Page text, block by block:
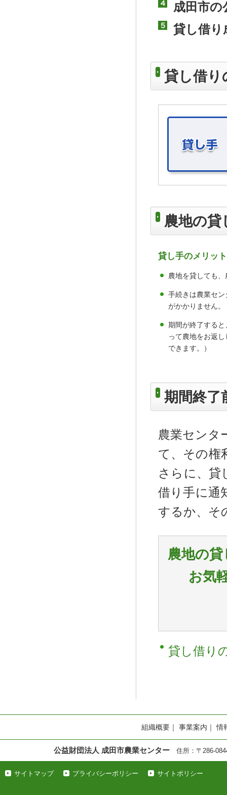
成田市の
貸し借り
貸し借り
農地の
貸し手のメリット
農地を貸しても
手続きは農業セ
がかかりません。
期間が終了する
って農地をお返
できます。）
期間終了
農業センタ
て、その権
さらに、貸
借り手に通
するか、そ
農地の
お気
貸し借り
組織概要 ｜ 事業案内 ｜ 情
公益財団法人 成田市農業センター 住所：〒286-
サイトマップ プライバシーポリシー サイトポリシー